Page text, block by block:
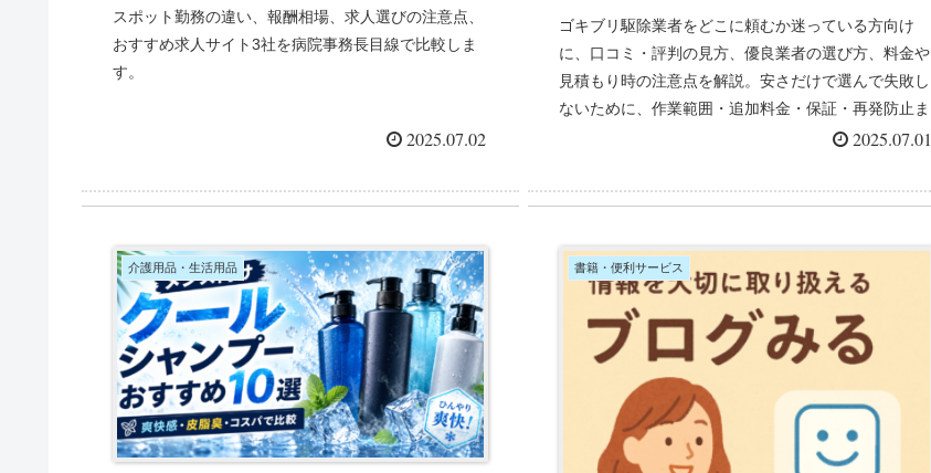
スポット勤務の違い、報酬相場、求人選びの注意点、
おすすめ求人サイト3社を病院事務長目線で比較しま
す。
2025.07.02
ゴキブリ駆除業者をどこに頼むか迷っている方向け
に、口コミ・評判の見方、優良業者の選び方、料金や
見積もり時の注意点を解説。安さだけで選んで失敗し
ないために、作業範囲・追加料金・保証・再発防止ま
2025.07.01
介護用品・生活用品 書籍・便利サービス